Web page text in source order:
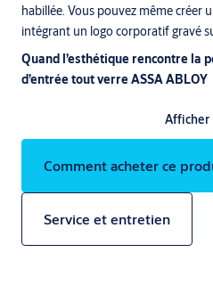
habillée. Vous pouvez même créer
intégrant un logo corporatif gravé
Quand l’esthétique rencontre la
d’entrée tout verre ASSA ABLOY
CGL offrent le même opérateur
performances supérieures, ces
dotées de guides anti-soulèvement
Afficher
Comment acheter ce
Service et entretien